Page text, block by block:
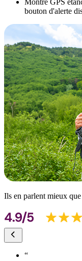
bouton d'alerte
Ils en parlent mieux
“